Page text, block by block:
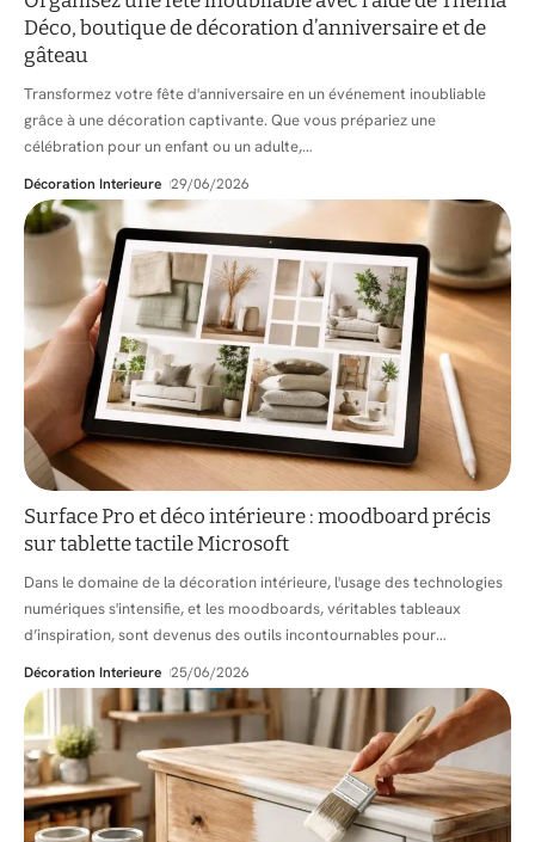
Déco, boutique de décoration d’anniversaire et de
gâteau
Transformez votre fête d'anniversaire en un événement inoubliable
grâce à une décoration captivante. Que vous prépariez une
célébration pour un enfant ou un adulte,…
Décoration Interieure 29/06/2026
Surface Pro et déco intérieure : moodboard précis
sur tablette tactile Microsoft
Dans le domaine de la décoration intérieure, l'usage des technologies
numériques s'intensifie, et les moodboards, véritables tableaux
d’inspiration, sont devenus des outils incontournables pour…
Décoration Interieure 25/06/2026